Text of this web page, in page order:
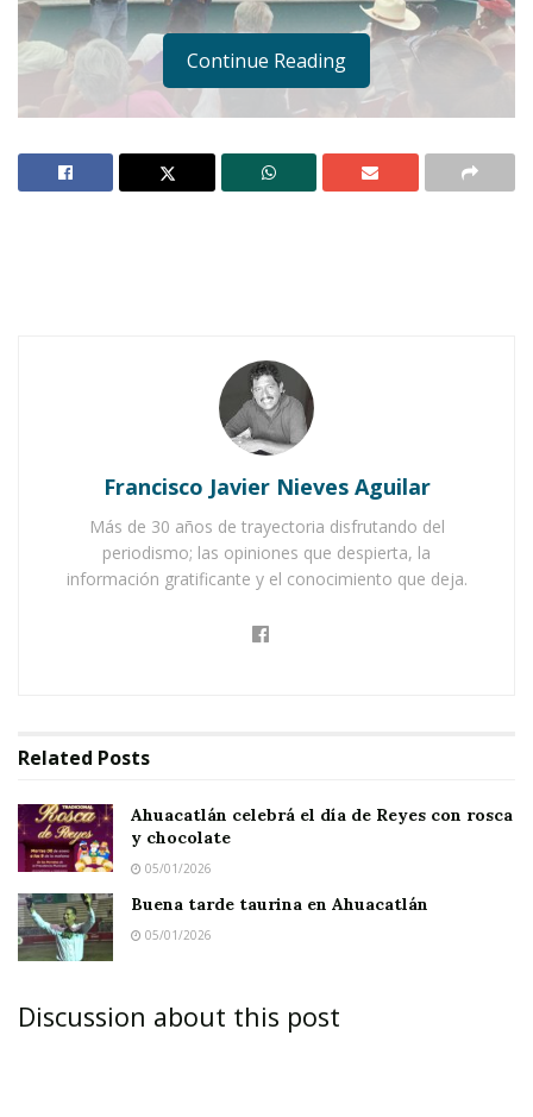
Ahuacatlán celebrá el día de Reyes con rosca y
Buena tarde taurina en Ahuacatlán
Continue Reading
Francisco Javier Nieves Aguilar
Más de 30 años de trayectoria disfrutando del
periodismo; las opiniones que despierta, la
información gratificante y el conocimiento que deja.
Related Posts
Ahuacatlán celebrá el día de Reyes con rosca
y chocolate
05/01/2026
Buena tarde taurina en Ahuacatlán
05/01/2026
Discussion about this post